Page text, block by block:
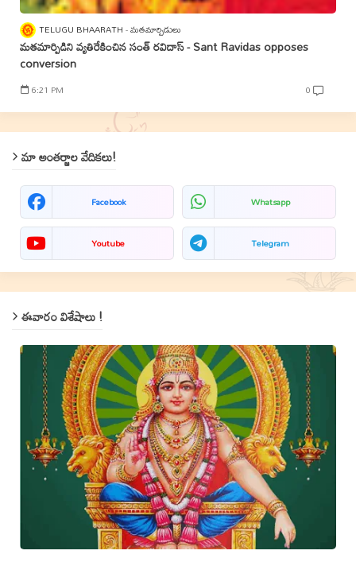
TELUGU BHAARATH మతమార్పిడులు
మతమార్పిడిని వ్యతిరేకించిన సంత్‌ రవిదాస్‌ - Sant Ravidas opposes
conversion
6:21 PM 0
మా అంతర్జాల వేదికలు!
Facebook Whatsapp
Youtube Telegram
ఈవారం విశేషాలు !